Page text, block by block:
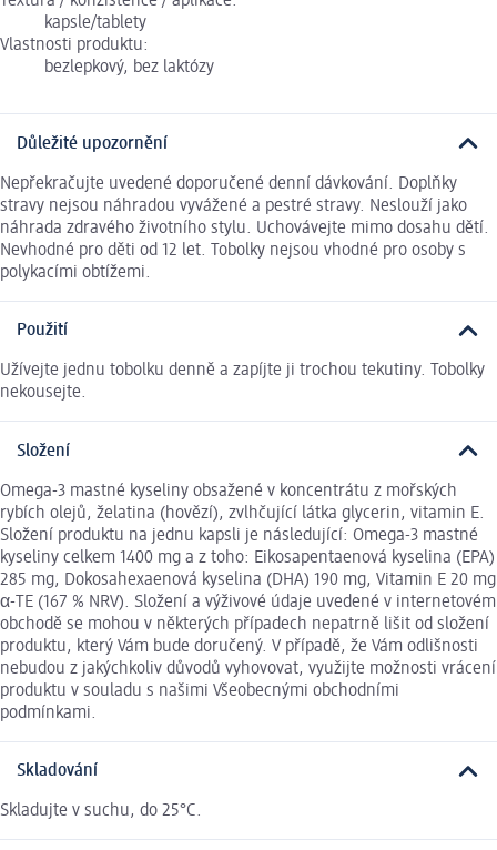
kapsle/tablety
Vlastnosti produktu:
bezlepkový, bez laktózy
Důležité upozornění
Nepřekračujte uvedené doporučené denní dávkování. Doplňky
stravy nejsou náhradou vyvážené a pestré stravy. Neslouží jako
náhrada zdravého životního stylu. Uchovávejte mimo dosahu dětí.
Nevhodné pro děti od 12 let. Tobolky nejsou vhodné pro osoby s
polykacími obtížemi.
Použití
Užívejte jednu tobolku denně a zapíjte ji trochou tekutiny. Tobolky
nekousejte.
Složení
Omega-3 mastné kyseliny obsažené v koncentrátu z mořských
rybích olejů, želatina (hovězí), zvlhčující látka glycerin, vitamin E.
Složení produktu na jednu kapsli je následující: Omega-3 mastné
kyseliny celkem 1400 mg a z toho: Eikosapentaenová kyselina (EPA)
285 mg, Dokosahexaenová kyselina (DHA) 190 mg, Vitamin E 20 mg
α-TE (167 % NRV). Složení a výživové údaje uvedené v internetovém
obchodě se mohou v některých případech nepatrně lišit od složení
produktu, který Vám bude doručený. V případě, že Vám odlišnosti
nebudou z jakýchkoliv důvodů vyhovovat, využijte možnosti vrácení
produktu v souladu s našimi Všeobecnými obchodními
podmínkami.
Skladování
Skladujte v suchu, do 25°C.